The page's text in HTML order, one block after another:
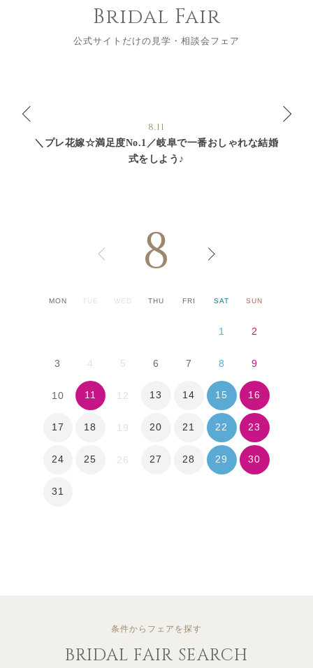
Bridal Fair
公式サイトだけの見学・相談会フェア
8.11
＼プレ花嫁☆満足度No.1／岐阜で一番おしゃれな結婚
式をしよう♪
8
MON TUE WED THU FRI SAT SUN
1 2
3 4 5 6 7 8 9
10 11 12 13 14 15 16
17 18 19 20 21 22 23
24 25 26 27 28 29 30
31
条件からフェアを探す
BRIDAL FAIR SEARCH